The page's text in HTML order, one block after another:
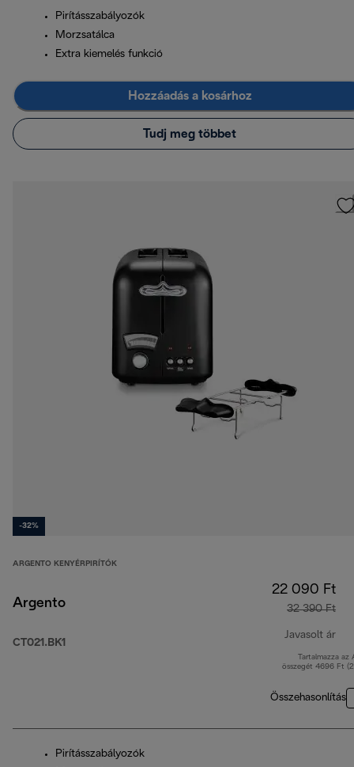
Pirításszabályozók
Morzsatálca
Extra kiemelés funkció
Hozzáadás a kosárhoz
Tudj meg többet
-32%
ARGENTO KENYÉRPIRÍTÓK
Argento
CT021.BK1
22 090 Ft
32 390 Ft
Javasolt ár
Tartalmazza az
összegét 4696 Ft
Összehasonlítás
Pirításszabályozók